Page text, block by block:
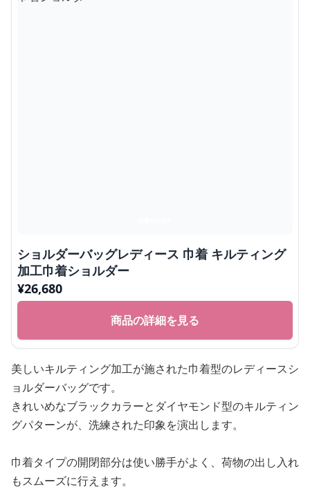
ショルダーバッグレディース 巾着 キルティング
加工巾着ショルダー
¥26,680
商品の詳細を見る
美しいキルティング加工が施された巾着型のレディースシ
ョルダーバッグです。
きれいめなブラックカラーとダイヤモンド型のキルティン
グパターンが、洗練された印象を演出します。
巾着タイプの開閉部分は使い勝手がよく、荷物の出し入れ
もスムーズに行えます。